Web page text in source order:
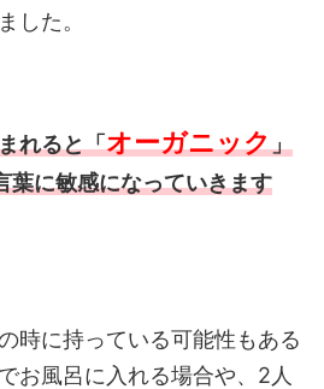
した。
れると「オーガニック」
葉に敏感になっていきます
時に持っている可能性もある
お風呂に入れる場合や、2人